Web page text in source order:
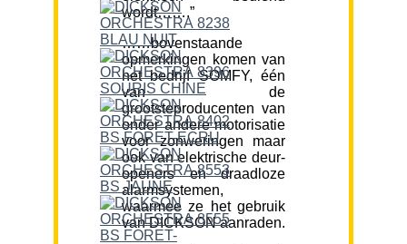
wordt…….”
……bovenstaande
opmerkingen komen van
het bedrijf SOMFY, één
van de
grootsteproducenten van
onder andere motorisatie
voor zonweringen maar
ook van elektrische deur-
openers en draadloze
alarmsystemen,
waarmee ze het gebruik
van DICKSON aanraden.